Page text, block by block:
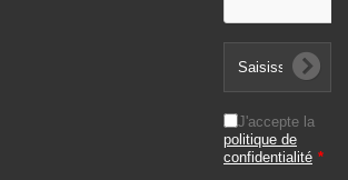
J'accepte la
politique de
confidentialité *